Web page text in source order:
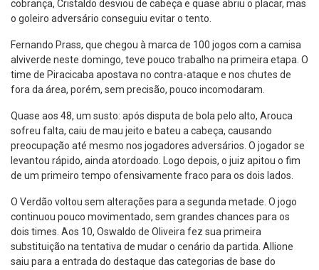
cobrança, Cristaldo desviou de cabeça e quase abriu o placar, mas
o goleiro adversário conseguiu evitar o tento.
Fernando Prass, que chegou à marca de 100 jogos com a camisa
alviverde neste domingo, teve pouco trabalho na primeira etapa. O
time de Piracicaba apostava no contra-ataque e nos chutes de
fora da área, porém, sem precisão, pouco incomodaram.
Quase aos 48, um susto: após disputa de bola pelo alto, Arouca
sofreu falta, caiu de mau jeito e bateu a cabeça, causando
preocupação até mesmo nos jogadores adversários. O jogador se
levantou rápido, ainda atordoado. Logo depois, o juiz apitou o fim
de um primeiro tempo ofensivamente fraco para os dois lados.
O Verdão voltou sem alterações para a segunda metade. O jogo
continuou pouco movimentado, sem grandes chances para os
dois times. Aos 10, Oswaldo de Oliveira fez sua primeira
substituição na tentativa de mudar o cenário da partida. Allione
saiu para a entrada do destaque das categorias de base do